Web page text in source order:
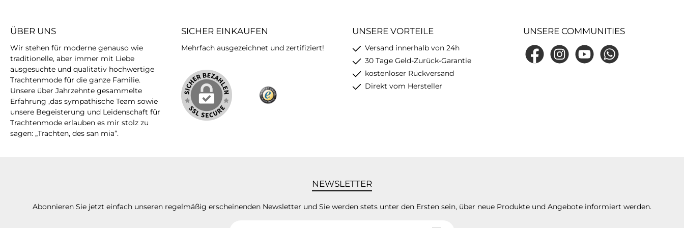
ÜBER UNS
Wir stehen für moderne genauso wie
traditionelle, aber immer mit Liebe
ausgesuchte und qualitativ hochwertige
Trachtenmode für die ganze Familie.
Unsere über Jahrzehnte gesammelte
Erfahrung ,das sympathische Team sowie
unsere Begeisterung und Leidenschaft für
Trachtenmode erlauben es mir stolz zu
sagen: „Trachten, des san mia“.
SICHER EINKAUFEN
Mehrfach ausgezeichnet und zertifiziert!
UNSERE VORTEILE
Versand innerhalb von 24h
30 Tage Geld-Zurück-Garantie
kostenloser Rückversand
Direkt vom Hersteller
UNSERE COMMUNITIES
FacebookInstagramYouTubeWhatsApp
NEWSLETTER
Abonnieren Sie jetzt einfach unseren regelmäßig erscheinenden Newsletter und Sie werden stets unter den Ersten sein, über neue Produkte und Angebote informiert werden.